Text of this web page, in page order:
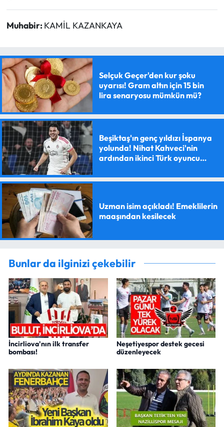
Muhabir: KAMİL KAZANKAYA
Selçuk Geçer'den kur şoku
uyarısı! Gram altın için 15 bin
lira senaryosu mümkün mü?
Beşiktaş'ın genç yıldızı İspanya
yolunda! Nihat Kahveci'nin
ardından ikinci Türk oyuncu
Uzman isim açıkladı! Emeklilerin
maaşından kesilecek
Bunlar da ilginizi çekebilir
İncirliova'nın ilk transfer
bombası!
Neşetiyespor destek gecesi
düzenleyecek